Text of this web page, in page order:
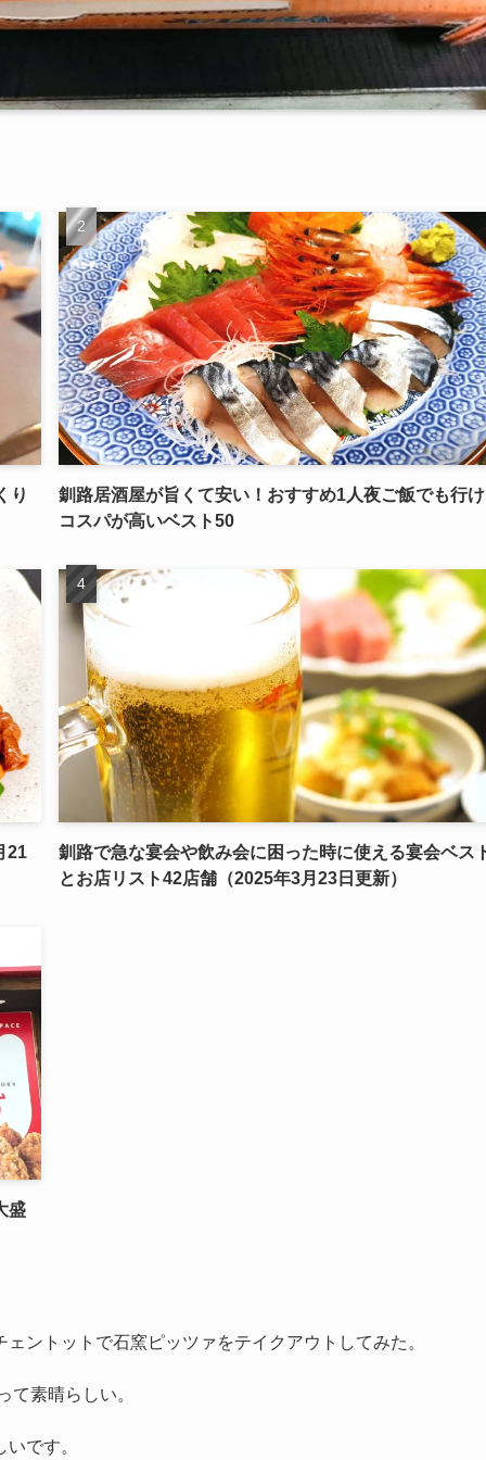
り
釧路居酒屋が旨くて安い！おすすめ1人夜ご飯でも行
コスパが高いベスト50
21
釧路で急な宴会や飲み会に困った時に使える宴会ベス
とお店リスト42店舗（2025年3月23日更新）
盛
ェントットで石窯ピッツァをテイクアウトしてみた。
て素晴らしい。
です。